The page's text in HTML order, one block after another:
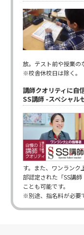
放。テスト前や授業の
※校舎休校日は除く。
講師クオリティに自
SS講師 -スペシャル
す。また、ワンランク
部認定された「SS講
ことも可能です。
※別途、指名料が必要